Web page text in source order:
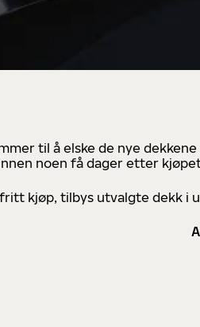
til å elske de nye
noen få dager etter
kjøp, tilbys utvalgte dekk i